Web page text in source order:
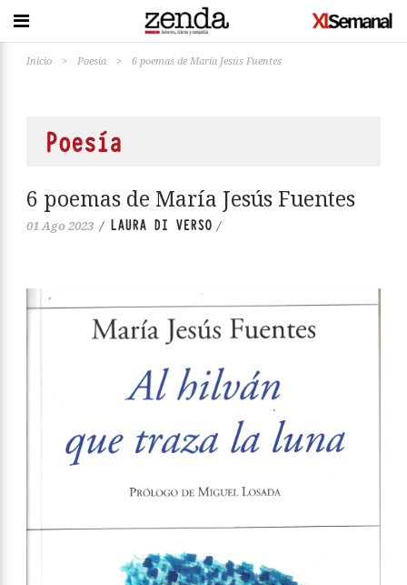
Inicio > Poesía > 6 poemas de María Jesús Fuentes
Poesía
6 poemas de María Jesús Fuentes
01 Ago 2023 / LAURA DI VERSO /